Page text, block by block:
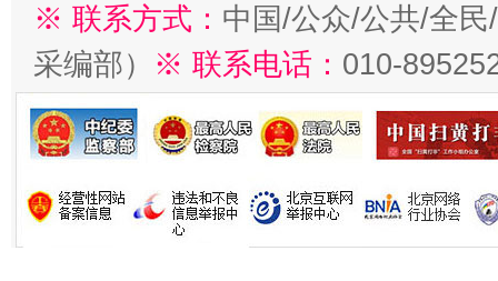
※ 联系方式： 中国/公众/公共/全
采编部） ※ 联系电话： 010-